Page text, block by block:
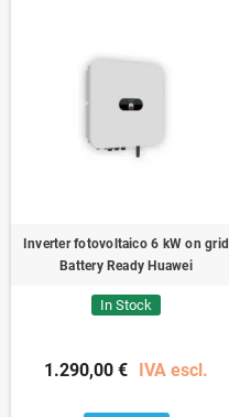
Inverter fotovoltaico 6 kW on grid
Battery Ready Huawei
In Stock
1.290,00 € IVA escl.